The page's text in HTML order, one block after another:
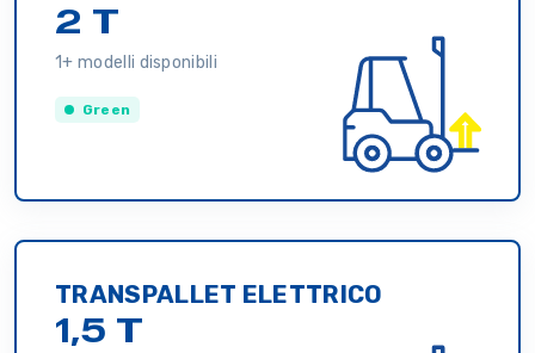
2 T
1+ modelli disponibili
Green
TRANSPALLET ELETTRICO
1,5 T